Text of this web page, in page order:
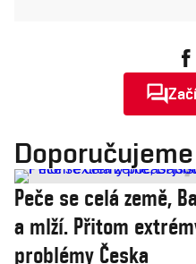
Doporučujeme
Peče se celá země,
a mlží. Přitom
problémy Česka